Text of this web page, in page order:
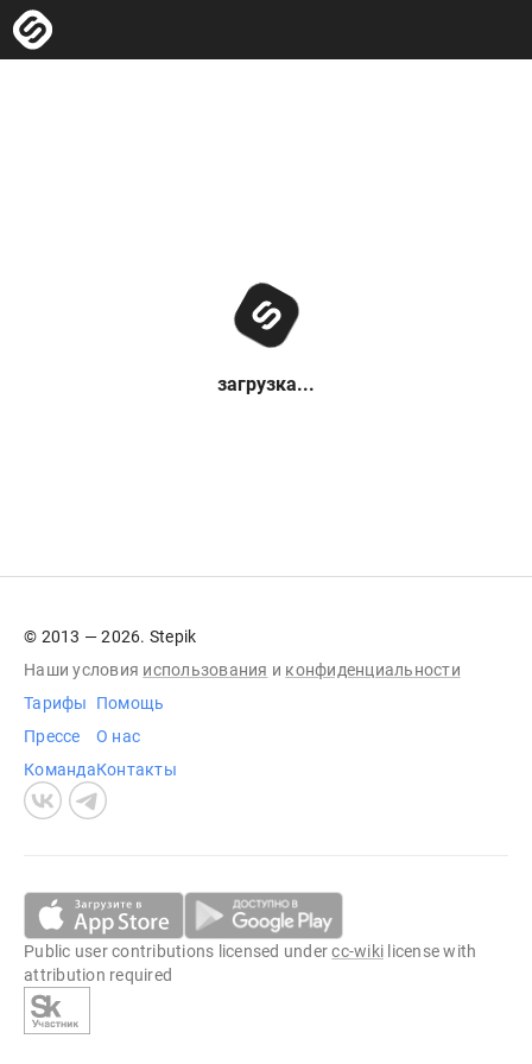
загрузка...
© 2013 — 2026. Stepik
Наши условия использования и конфиденциальности
Тарифы
Прессе
Команда
Помощь
О нас
Контакты
Public user contributions licensed undercc-wiki license with
attribution required